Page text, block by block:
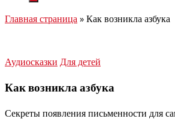
Главная страница » Как возникла азбука
Аудиосказки Для детей
Как возникла азбука
Секреты появления письменности для